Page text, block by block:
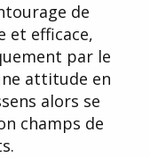
de
et efficace,
par le
attitude en
alors se
champs de